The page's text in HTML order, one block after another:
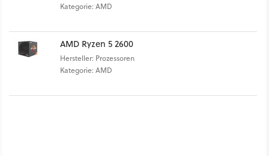
Kategorie: AMD
AMD Ryzen 5 2600
Hersteller: Prozessoren
Kategorie: AMD